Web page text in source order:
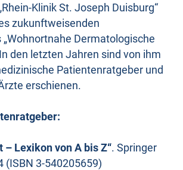
Klinik St. Joseph Duisburg“
zukunftweisenden
Dermatologische
den letzten Jahren sind von ihm
Patientenratgeber und
erschienen.
– Lexikon von A bis Z“. Springer
(ISBN 3-540205659)